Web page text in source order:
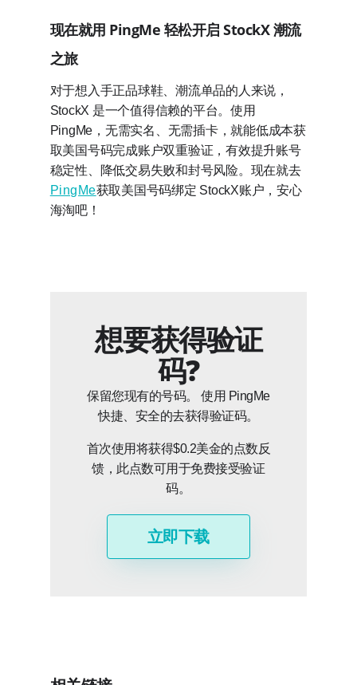
现在就用 PingMe 轻松开启 StockX 潮流
之旅
对于想入手正品球鞋、潮流单品的人来说，
StockX 是一个值得信赖的平台。使用
PingMe，无需实名、无需插卡，就能低成本获
取美国号码完成账户双重验证，有效提升账号
稳定性、降低交易失败和封号风险。现在就去
PingMe获取美国号码绑定 StockX账户，安心
海淘吧！
想要获得验证
码?
保留您现有的号码。 使用 PingMe
快捷、安全的去获得验证码。
首次使用将获得$0.2美金的点数反
馈，此点数可用于免费接受验证
码。
立即下载